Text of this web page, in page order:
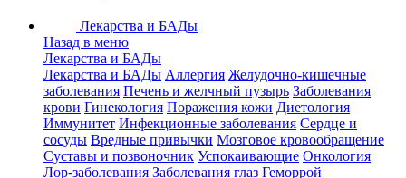
Лекарства и БАДы
Назад в меню
Лекарства и БАДы
Лекарства и БАДы Аллергия Желудочно-кишечные
заболевания Печень и желчный пузырь Заболевания
крови Гинекология Поражения кожи Диетология
Иммунитет Инфекционные заболевания Сердце и
сосуды Вредные привычки Мозговое кровообращение
Суставы и позвоночник Успокаивающие Онкология
Лор-заболевания Заболевания глаз Геморрой